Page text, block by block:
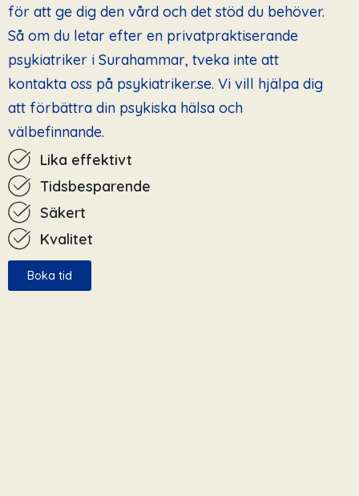
för att ge dig den vård och det stöd du behöver.
Så om du letar efter en privatpraktiserande
psykiatriker i Surahammar, tveka inte att
kontakta oss på psykiatriker.se. Vi vill hjälpa dig
att förbättra din psykiska hälsa och
välbefinnande.
Lika effektivt
Tidsbesparende
Säkert
Kvalitet
Boka tid